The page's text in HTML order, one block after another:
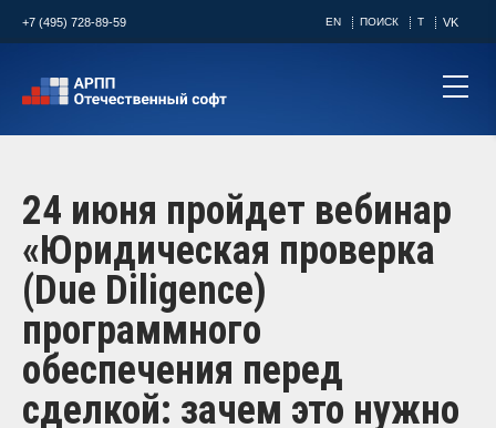
+7 (495) 728-89-59 EN ПОИСК T VK
24 июня пройдет вебинар
«Юридическая проверка
(Due Diligence)
программного
обеспечения перед
сделкой: зачем это нужно